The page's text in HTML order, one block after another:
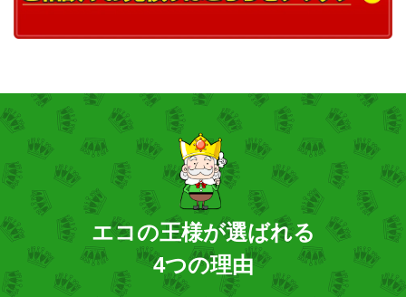
エコの王様が選ばれる
4つの理由